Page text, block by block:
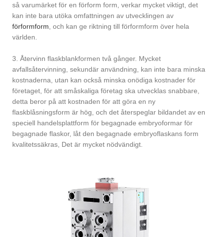
så varumärket för en förform form, verkar mycket viktigt, det
kan inte bara utöka omfattningen av utvecklingen av
förformform , och kan ge riktning till förformform över hela
världen.
3. Återvinn flaskblankformen två gånger. Mycket
avfallsåtervinning, sekundär användning, kan inte bara minska
kostnaderna, utan kan också minska onödiga kostnader för
företaget, för att småskaliga företag ska utvecklas snabbare,
detta beror på att kostnaden för att göra en ny
flaskblåsningsform är hög, och det återspeglar bildandet av en
speciell handelsplattform för begagnade embryoformar för
begagnade flaskor, låt den begagnade embryoflaskans form
kvalitetssäkras, Det är mycket nödvändigt.